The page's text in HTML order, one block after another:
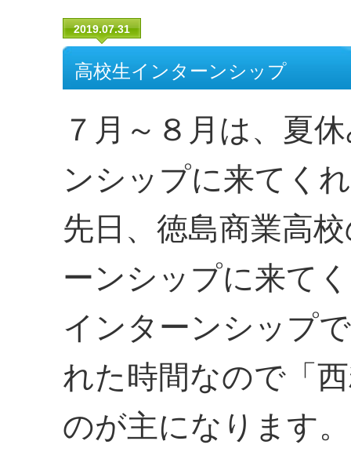
2019.07.31
高校生インターンシップ
７月～８月は、夏
ンシップに来てく
先日、徳島商業高
ーンシップに来て
インターンシップ
れた時間なので「
のが主になります。